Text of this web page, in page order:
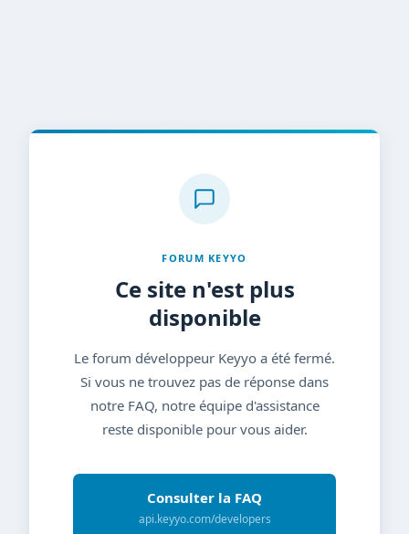
FORUM KEYYO
Ce site n'est plus
disponible
Le forum développeur Keyyo a été fermé.
Si vous ne trouvez pas de réponse dans
notre FAQ, notre équipe d'assistance
reste disponible pour vous aider.
Consulter la FAQ
api.keyyo.com/developers